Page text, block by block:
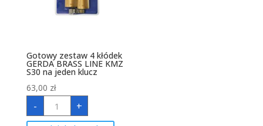
Gotowy zestaw 4 kłódek
GERDA BRASS LINE KMZ
S30 na jeden klucz
63,00 zł
-
ilość
Gotowy
zestaw
4
+